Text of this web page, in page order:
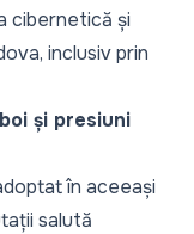
cibernetică și
inclusiv prin
și presiuni
în aceeași
salută